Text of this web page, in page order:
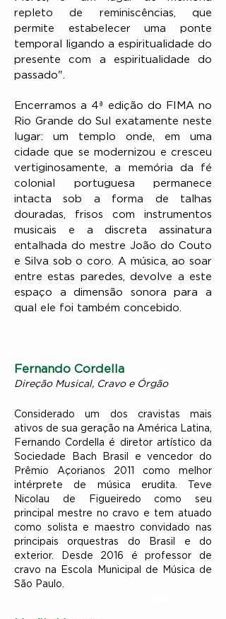
repleto de reminiscências, que
permite estabelecer uma ponte
temporal ligando a espiritualidade do
presente com a espiritualidade do
passado".
Encerramos a 4ª edição do FIMA no
Rio Grande do Sul exatamente neste
lugar: um templo onde, em uma
cidade que se modernizou e cresceu
vertiginosamente, a memória da fé
colonial portuguesa permanece
intacta sob a forma de talhas
douradas, frisos com instrumentos
musicais e a discreta assinatura
entalhada do mestre João do Couto
e Silva sob o coro. A música, ao soar
entre estas paredes, devolve a este
espaço a dimensão sonora para a
qual ele foi também concebido.
Fernando Cordella
Direção Musical, Cravo e Órgão
Considerado um dos cravistas mais
ativos de sua geração na América Latina,
Fernando Cordella é diretor artístico da
Sociedade Bach Brasil e vencedor do
Prêmio Açorianos 2011 como melhor
intérprete de música erudita. Teve
Nicolau de Figueiredo como seu
principal mestre no cravo e tem atuado
como solista e maestro convidado nas
principais orquestras do Brasil e do
exterior. Desde 2016 é professor de
cravo na Escola Municipal de Música de
São Paulo.